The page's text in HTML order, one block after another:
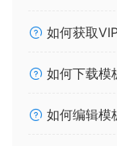
如何获取
如何下载模
如何编辑模